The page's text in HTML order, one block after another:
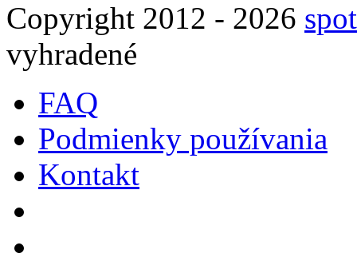
Copyright 2012 - 2026
vyhradené
FAQ
Podmienky používania
Kontakt